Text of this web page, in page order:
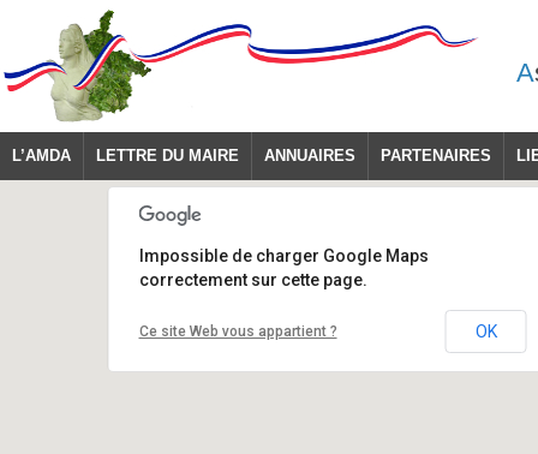
A
L’AMDA LETTRE DU MAIRE ANNUAIRES PARTENAIRES
Impossible de charger Google Maps
correctement sur cette page.
Ce site Web vous appartient ? OK